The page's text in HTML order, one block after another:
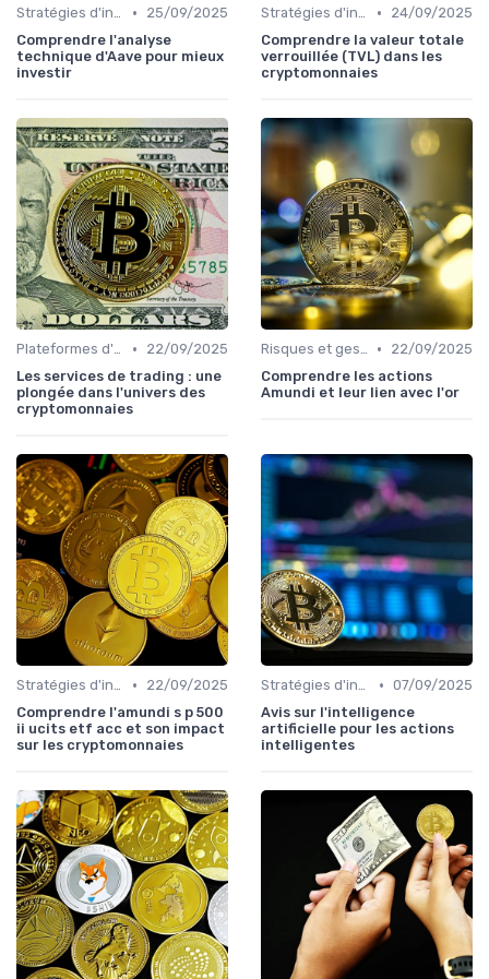
Stratégies d'investissement •
25/09/2025
Comprendre l'analyse
technique d'Aave pour mieux
investir
Stratégies d'investissement •
24/09/2025
Comprendre la valeur totale
verrouillée (TVL) dans les
cryptomonnaies
Plateformes d'échange et portefeuilles •
22/09/2025
Les services de trading : une
plongée dans l'univers des
cryptomonnaies
Risques et gestion de portefeuille •
22/09/2025
Comprendre les actions
Amundi et leur lien avec l'or
Stratégies d'investissement •
22/09/2025
Comprendre l'amundi s p 500
ii ucits etf acc et son impact
sur les cryptomonnaies
Stratégies d'investissement • 07/09/2025
Avis sur l'intelligence
artificielle pour les actions
intelligentes